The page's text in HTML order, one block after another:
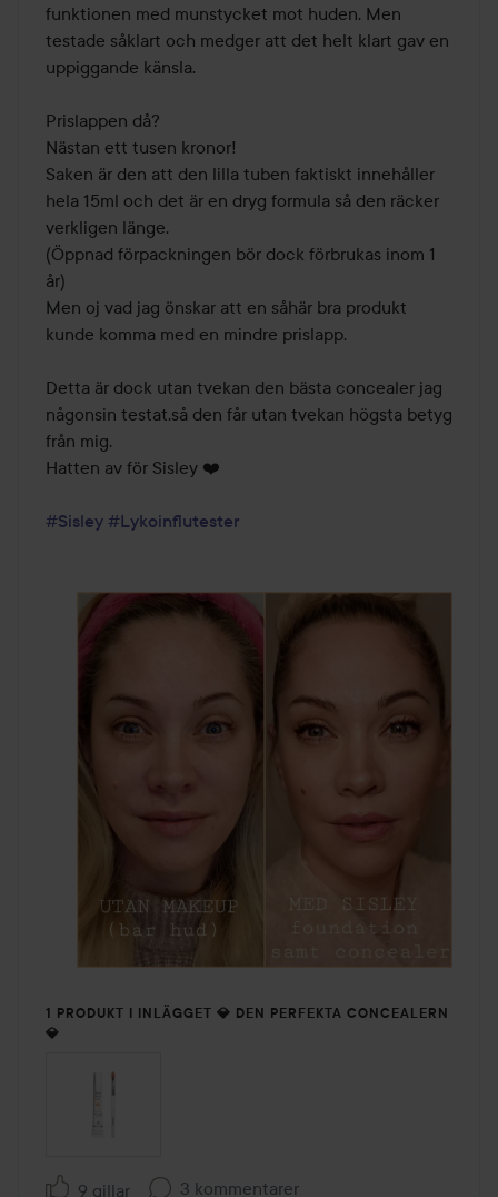
funktionen med munstycket mot huden. Men
testade såklart och medger att det helt klart gav en
uppiggande känsla.
Prislappen då?
Nästan ett tusen kronor!
Saken är den att den lilla tuben faktiskt innehåller
hela 15ml och det är en dryg formula så den räcker
verkligen länge.
(Öppnad förpackningen bör dock förbrukas inom 1
år)
Men oj vad jag önskar att en såhär bra produkt
kunde komma med en mindre prislapp.
Detta är dock utan tvekan den bästa concealer jag
någonsin testat.så den får utan tvekan högsta betyg
från mig.
Hatten av för Sisley ❤️
#Sisley #Lykoinflutester
1 PRODUKT I INLÄGGET 💎 DEN PERFEKTA CONCEALERN
💎
9 gillar 3 kommentarer